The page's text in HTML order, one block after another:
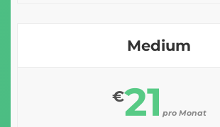
Medium
€21 pro Monat